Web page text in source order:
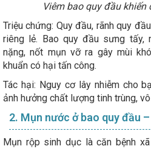
Viêm bao quy đầu
Triệu chứng: Quy đầu, rãnh quy
riêng lẻ. Bao quy đầu sưng tấy,
nặng, nốt mụn vỡ ra gây mùi
khuẩn có hại tấn công.
Tác hại: Nguy cơ lây nhiễm cho
ảnh hưởng chất lượng tinh trùng,
2. Mụn nước ở bao quy đầu
Mụn rộp sinh dục là căn bệnh